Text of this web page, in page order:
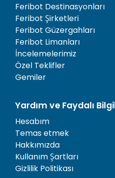
Feribot Destinasyonları
Feribot Şirketleri
Feribot Güzergahları
Feribot Limanları
İncelemelerimiz
Özel Teklifler
Gemiler
Yardım ve Faydalı
Hesabım
Temas etmek
Hakkımızda
Kullanım Şartları
Gizlilik Politikası